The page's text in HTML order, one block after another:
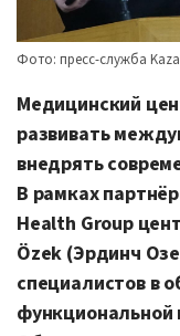
Фото: пресс-служба
Медицинский
развивать
внедрять
В рамках
Health Group
Özek (Эрдинч
специалистов в
функциональной